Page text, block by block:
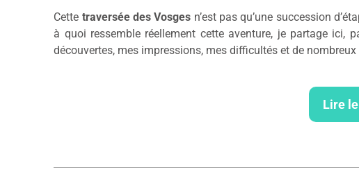
Cette traversée des Vosges n’est pas qu’une succession
à quoi ressemble réellement cette aventure, je partage ici,
découvertes, mes impressions, mes difficultés et de
Lire